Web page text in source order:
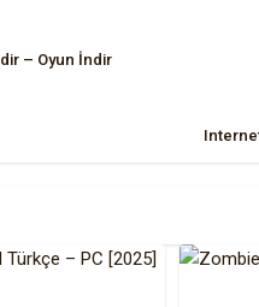
– Oyun İndir